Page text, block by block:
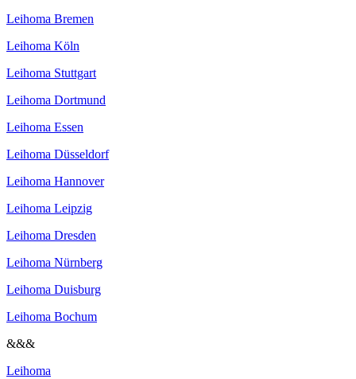
Leihoma Bremen
Leihoma Köln
Leihoma Stuttgart
Leihoma Dortmund
Leihoma Essen
Leihoma Düsseldorf
Leihoma Hannover
Leihoma Leipzig
Leihoma Dresden
Leihoma Nürnberg
Leihoma Duisburg
Leihoma Bochum
&&&
Leihoma